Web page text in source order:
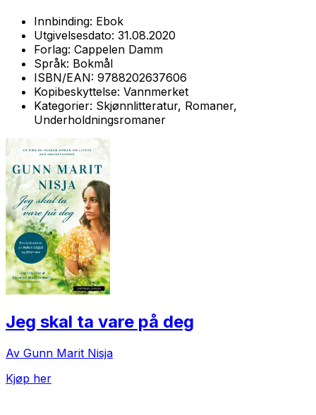
Innbinding: Ebok
Utgivelsesdato: 31.08.2020
Forlag: Cappelen Damm
Språk: Bokmål
ISBN/EAN: 9788202637606
Kopibeskyttelse: Vannmerket
Kategorier: Skjønnlitteratur, Romaner,
Underholdningsromaner
Jeg skal ta vare på deg
Av Gunn Marit Nisja
Kjøp her